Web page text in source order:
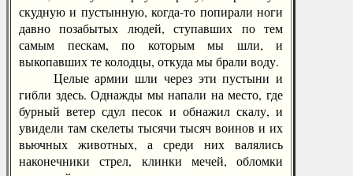
скудную и пустынную, когда-то попирали ноги
давно позабытых людей, ступавших по тем
самым пескам, по которым мы шли, и
выкопавших те колодцы, откуда мы брали воду.
Целые армии шли через эти пустыни и
гибли здесь. Однажды мы напали на место, где
бурный ветер сдул песок и обнажил скалу, и
увидели там скелеты тысячи тысяч воинов и их
вьючных животных, а среди них валялись
наконечники стрел, клинки мечей, обломки